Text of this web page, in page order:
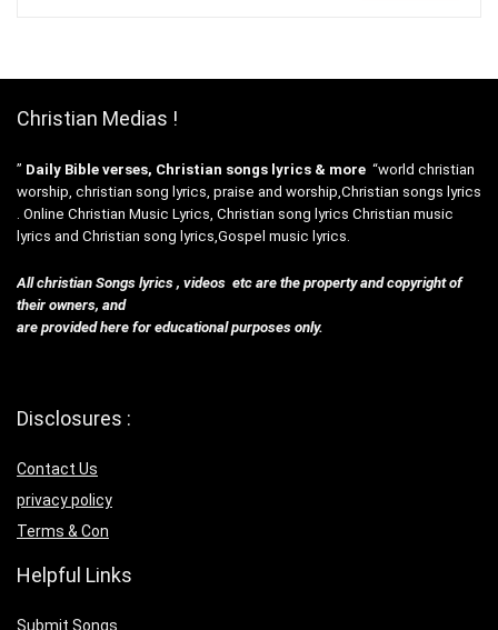
Christian Medias !
” Daily Bible verses, Christian songs lyrics & more “world christian
worship, christian song lyrics, praise and worship,Christian songs lyrics
. Online Christian Music Lyrics, Christian song lyrics Christian music
lyrics and Christian song lyrics,Gospel music lyrics.
All christian Songs lyrics , videos etc are the property and copyright of
their owners, and
are provided here for educational purposes only.
Disclosures :
Contact Us
privacy policy
Terms & Con
Helpful Links
Submit Songs